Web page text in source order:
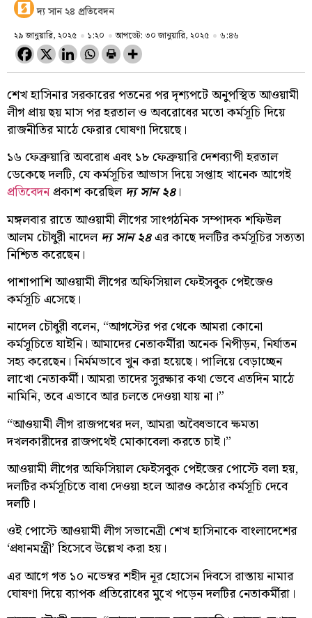
দ্য সান ২৪ প্রতিবেদন
২৯ জানুয়ারি, ২০২৫ ১:২০ আপডেট: ৩০ জানুয়ারি, ২০২৫ ৬:৪৬
শেখ হাসিনার সরকারের পতনের পর দৃশ্যপটে অনুপস্থিত আওয়ামী
লীগ প্রায় ছয় মাস পর হরতাল ও অবরোধের মতো কর্মসূচি দিয়ে
রাজনীতির মাঠে ফেরার ঘোষণা দিয়েছে।
১৬ ফেব্রুয়ারি অবরোধ এবং ১৮ ফেব্রুয়ারি দেশব্যাপী হরতাল
ডেকেছে দলটি, যে কর্মসূচির আভাস দিয়ে সপ্তাহ খানেক আগেই
প্রতিবেদনপ্রকাশ করেছিল দ্য সান ২৪।
মঙ্গলবার রাতে আওয়ামী লীগের সাংগঠনিক সম্পাদক শফিউল
আলম চৌধুরী নাদেল দ্য সান ২৪এর কাছে দলটির কর্মসূচির সত্যতা
নিশ্চিত করেছেন।
পাশাপাশি আওয়ামী লীগের অফিসিয়াল ফেইসবুক পেইজেও
কর্মসূচি এসেছে।
নাদেল চৌধুরী বলেন, “আগস্টের পর থেকে আমরা কোনো
কর্মসূচিতে যাইনি। আমাদের নেতাকর্মীরা অনেক নিপীড়ন, নির্যাতন
সহ্য করেছেন। নির্মমভাবে খুন করা হয়েছে। পালিয়ে বেড়াচ্ছেন
লাখো নেতাকর্মী। আমরা তাদের সুরক্ষার কথা ভেবে এতদিন মাঠে
নামিনি, তবে এভাবে আর চলতে দেওয়া যায় না।”
“আওয়ামী লীগ রাজপথের দল, আমরা অবৈধভাবে ক্ষমতা
দখলকারীদের রাজপথেই মোকাবেলা করতে চাই।”
আওয়ামী লীগের অফিসিয়াল ফেইসবুক পেইজের পোস্টে বলা হয়,
দলটির কর্মসূচিতে বাধা দেওয়া হলে আরও কঠোর কর্মসূচি দেবে
দলটি।
ওই পোস্টে আওয়ামী লীগ সভানেত্রী শেখ হাসিনাকে বাংলাদেশের
‘প্রধানমন্ত্রী’ হিসেবে উল্লেখ করা হয়।
এর আগে গত ১০ নভেম্বর শহীদ নূর হোসেন দিবসে রাস্তায় নামার
ঘোষণা দিয়ে ব্যাপক প্রতিরোধের মুখে পড়েন দলটির নেতাকর্মীরা।